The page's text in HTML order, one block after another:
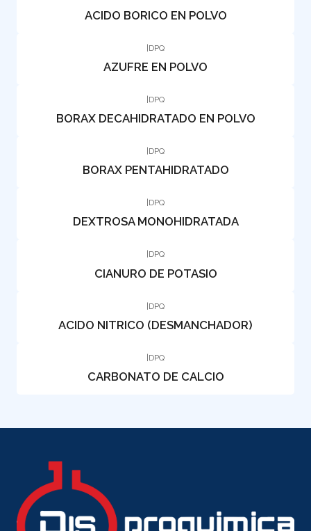
ACIDO BORICO EN POLVO
|DPQ
AZUFRE EN POLVO
|DPQ
BORAX DECAHIDRATADO EN POLVO
DPQ
BORAX PENTAHIDRATADO
DPQ
DEXTROSA MONOHIDRATADA
DPQ
CIANURO DE POTASIO
|DPQ
ACIDO NITRICO (DESMANCHADOR)
|DPQ
CARBONATO DE CALCIO